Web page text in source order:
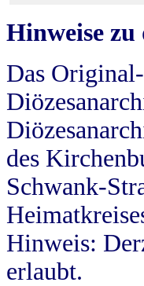
Hinweise
Das
des
Schwank-
Hinweis:
erlaubt.